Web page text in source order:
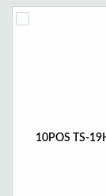
10POS TS-